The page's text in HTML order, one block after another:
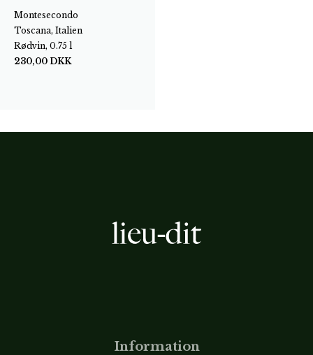
Montesecondo
Toscana, Italien
Rødvin, 0.75 l
230,00 DKK
Information